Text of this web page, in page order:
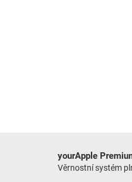
yourApple
Věrnostní systém